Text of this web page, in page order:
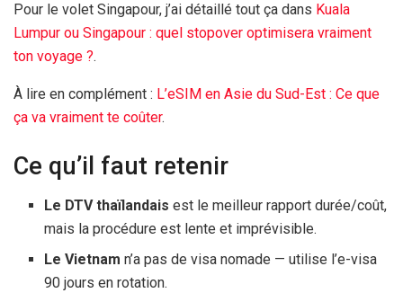
Pour le volet Singapour, j’ai détaillé tout ça dans Kuala
Lumpur ou Singapour : quel stopover optimisera vraiment
ton voyage ?.
À lire en complément : L’eSIM en Asie du Sud-Est : Ce que
ça va vraiment te coûter.
Ce qu’il faut retenir
Le DTV thaïlandais est le meilleur rapport durée/coût,
mais la procédure est lente et imprévisible.
Le Vietnam n’a pas de visa nomade — utilise l’e-visa
90 jours en rotation.